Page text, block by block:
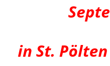
in St.